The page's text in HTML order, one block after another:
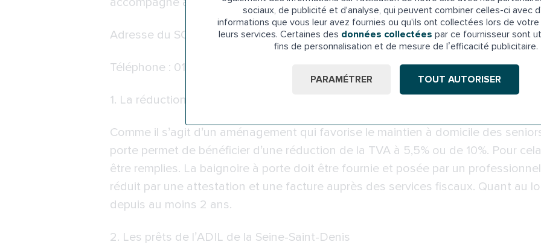
sociaux, de publicité et d'analyse, qui peuvent combiner celles-ci avec
informations que vous leur avez fournies ou qu'ils ont collectées lors de
leurs services. Certaines des données collectées par ce fournisseur sont
fins de personnalisation et de mesure de l’efficacité publicitaire.
PARAMÉTRER TOUT AUTORISER
Adresse du SOLIHA de l’Est parisien: 231 Rue la Fontaine, 94120 Fontenay-
Téléphone : 01 71 33 17 17
1. La réduction de la TVA sur les baignoires à porte
Comme il s’agit d’un aménagement qui favorise le maintien à domicile des
porte permet de bénéficier d’une réduction de la TVA à 5,5% ou de 10%. Pour
être remplies. La baignoire à porte doit être fournie et posée par un
réduit par une attestation et une facture auprès des services fiscaux. Quant au
depuis au moins 2 ans.
2. Les prêts de l’ADIL de la Seine-Saint-Denis